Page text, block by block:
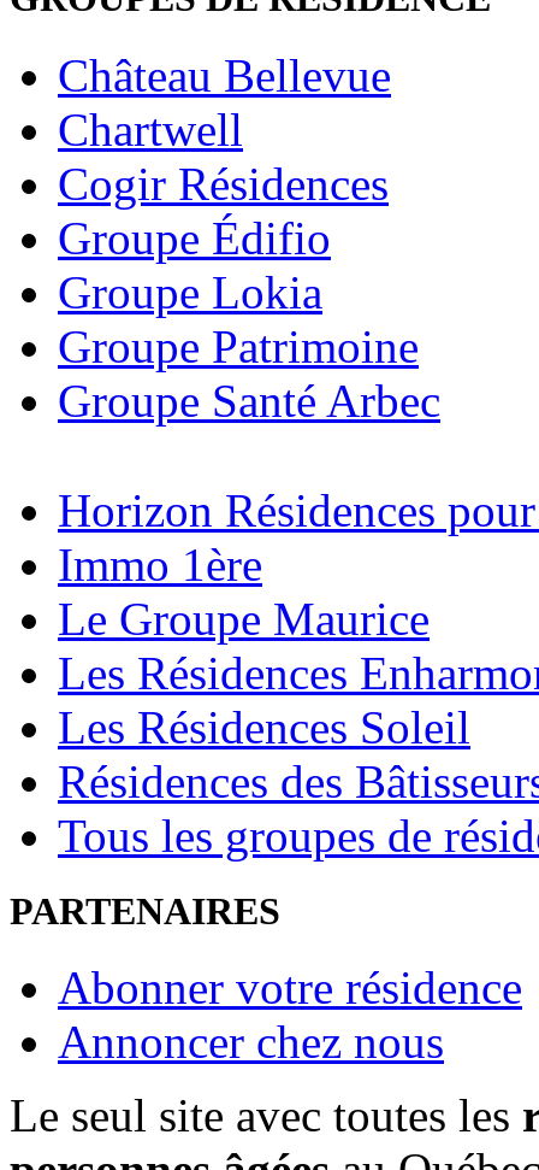
Château Bellevue
Chartwell
Cogir Résidences
Groupe Édifio
Groupe Lokia
Groupe Patrimoine
Groupe Santé Arbec
Horizon Résidences
Immo 1ère
Le Groupe Maurice
Les Résidences
Les Résidences Soleil
Résidences des
Tous les groupes de
PARTENAIRES
Abonner votre résidence
Annoncer chez nous
Le seul site avec toutes les